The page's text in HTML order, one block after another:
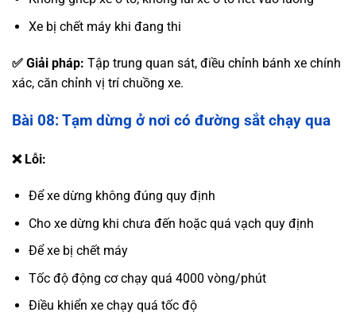
Xe bị chết máy khi đang thi
✅ Giải pháp: Tập trung quan sát, điều chỉnh bánh xe chính
xác, căn chỉnh vị trí chuồng xe.
Bài 08: Tạm dừng ở nơi có đường sắt chạy qua
❌ Lỗi:
Để xe dừng không đúng quy định
Cho xe dừng khi chưa đến hoặc quá vạch quy định
Để xe bị chết máy
Tốc độ động cơ chạy quá 4000 vòng/phút
Điều khiển xe chạy quá tốc độ